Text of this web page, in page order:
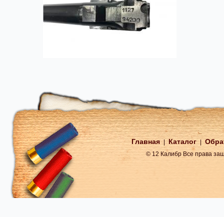
Главная Каталог
© 12 Калибр Все права